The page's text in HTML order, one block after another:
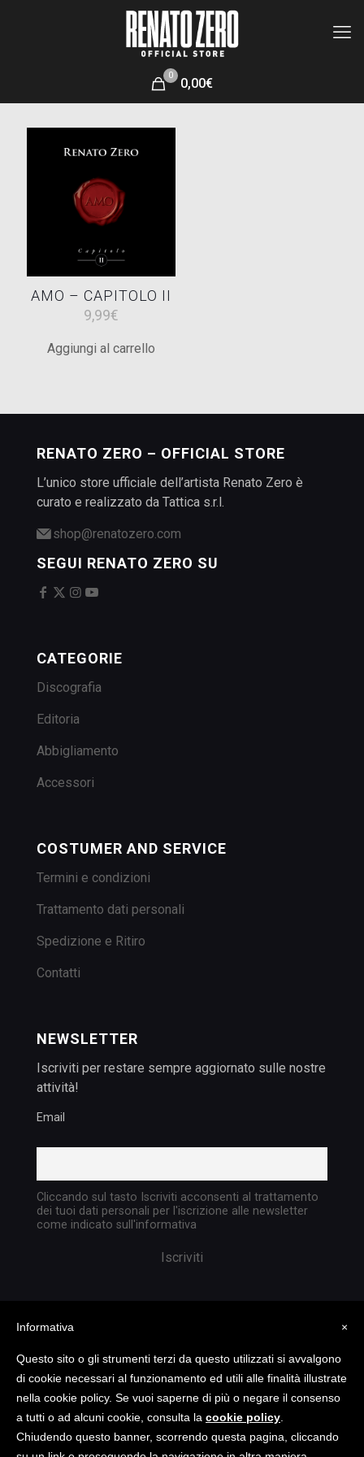
0
0,00€
AMO – CAPITOLO II
9,99€
Aggiungi al carrello
RENATO ZERO – OFFICIAL STORE
L’unico store ufficiale dell’artista Renato Zero è
curato e realizzato da Tattica s.r.l.
shop@renatozero.com
SEGUI RENATO ZERO SU
CATEGORIE
Discografia
Editoria
Abbigliamento
Accessori
COSTUMER AND SERVICE
Termini e condizioni
Trattamento dati personali
Spedizione e Ritiro
Contatti
NEWSLETTER
Iscriviti per restare sempre aggiornato sulle nostre
attività!
Email
Cliccando sul tasto Iscriviti acconsenti al trattamento
dei tuoi dati personali per l'iscrizione alle newsletter
come indicato sull'informativa
Copyright @ 2023 TATTICA S.R.L. | All rights
reserved | P.I. 05903351004
×
Informativa
Questo sito o gli strumenti terzi da questo utilizzati si avvalgono
di cookie necessari al funzionamento ed utili alle finalità illustrate
nella cookie policy. Se vuoi saperne di più o negare il consenso
a tutti o ad alcuni cookie, consulta la cookie policy
Chiudendo questo banner, scorrendo questa pagina, cliccando